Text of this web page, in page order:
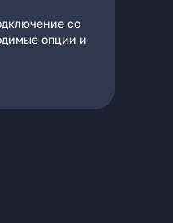
со
опции и